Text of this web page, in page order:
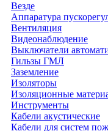
Везде
Аппаратура
Вентиляция
Видеонаблюдение
Выключатели
Гильзы ГМЛ
Заземление
Изоляторы
Изоляционные
Инструменты
Кабели акустические
Кабели для систем